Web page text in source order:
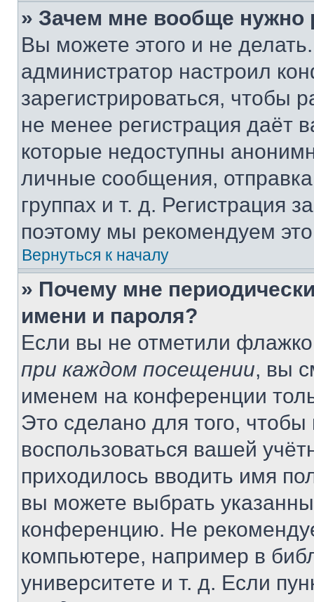
» Зачем мне вообще нужно
Вы можете этого и не
администратор настроил
зарегистрироваться, чтобы
не менее регистрация даёт
которые недоступны
личные сообщения,
группах и т. д. Регистрация
поэтому мы рекомендуем
Вернуться к началу
» Почему мне
имени и пароля?
Если вы не отметили
при каждом посещении, вы
именем на конференции
Это сделано для того, чтобы
воспользоваться вашей
приходилось вводить имя
вы можете выбрать
конференцию. Не
компьютере, например в
университете и т. д. Если